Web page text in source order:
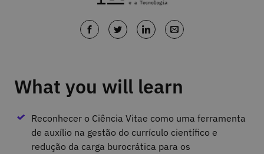
What you will learn
Reconhecer o Ciência Vitae como uma ferramenta
de auxílio na gestão do currículo científico e
redução da carga burocrática para os